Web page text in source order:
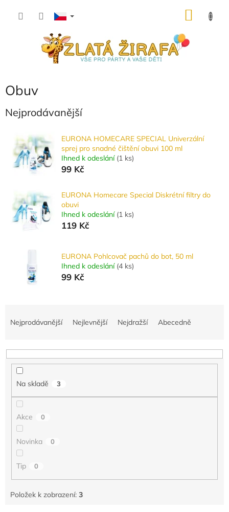
Obuv
Nejprodávanější
EURONA HOMECARE SPECIAL Univerzální
sprej pro snadné čištění obuvi 100 ml
Ihned k odeslání (1 ks)
99 Kč
EURONA Homecare Special Diskrétní filtry do
obuvi
Ihned k odeslání (1 ks)
119 Kč
EURONA Pohlcovač pachů do bot, 50 ml
Ihned k odeslání (4 ks)
99 Kč
n
Nejprodávanější Nejlevnější Nejdražší Abecedně
Na skladě 3
Akce 0
Novinka 0
Tip 0
Položek k zobrazení: 3